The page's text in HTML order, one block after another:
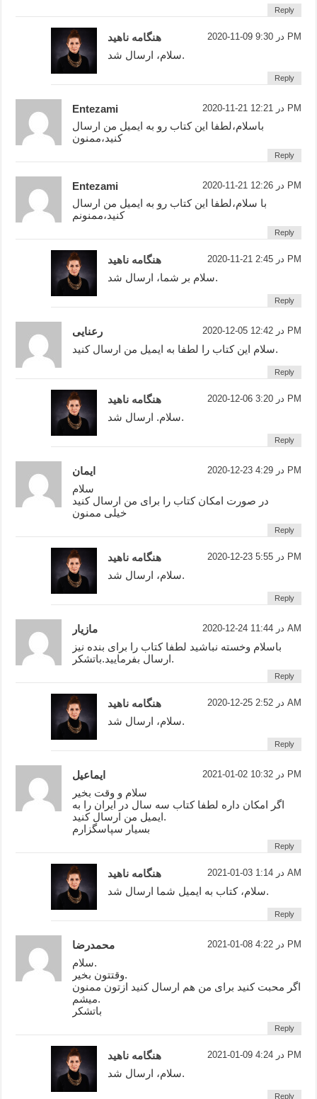
Reply
هنگامه ناهید 2020-11-09 در 9:30 PM
سلام، ارسال شد.
Reply
Entezami 2020-11-21 در 12:21 PM
باسلام،لطفا این کتاب رو به ایمیل من ارسال
کنید،ممنون
Reply
Entezami 2020-11-21 در 12:26 PM
با سلام،لطفا این کتاب رو به ایمیل من ارسال
کنید،ممنونم
Reply
هنگامه ناهید 2020-11-21 در 2:45 PM
سلام بر شما، ارسال شد.
Reply
رعنایی 2020-12-05 در 12:42 PM
سلام این کتاب را لطفا به ایمیل من ارسال کنید.
Reply
هنگامه ناهید 2020-12-06 در 3:20 PM
سلام. ارسال شد.
Reply
ایمان 2020-12-23 در 4:29 PM
سلام
در صورت امکان کتاب را برای من ارسال کنید
خیلی ممنون
Reply
هنگامه ناهید 2020-12-23 در 5:55 PM
سلام، ارسال شد.
Reply
مازیار 2020-12-24 در 11:44 AM
باسلام وخسته نباشید لطفا کتاب را برای بنده نیز
ارسال بفرمایید.باتشکر.
Reply
هنگامه ناهید 2020-12-25 در 2:52 AM
سلام، ارسال شد.
Reply
ایماعیل 2021-01-02 در 10:32 PM
سلام و وقت بخیر
اگر امکان داره لطفا کتاب سه سال در ایران را به
ایمیل من ارسال کنید.
بسیار سپاسگزارم
Reply
هنگامه ناهید 2021-01-03 در 1:14 AM
سلام، کتاب به ایمیل شما ارسال شد.
Reply
محمدرضا 2021-01-08 در 4:22 PM
سلام.
وقتتون بخیر.
اگر محبت کنید برای من هم ارسال کنید ازتون ممنون
میشم.
باتشکر
Reply
هنگامه ناهید 2021-01-09 در 4:24 PM
سلام، ارسال شد.
Reply